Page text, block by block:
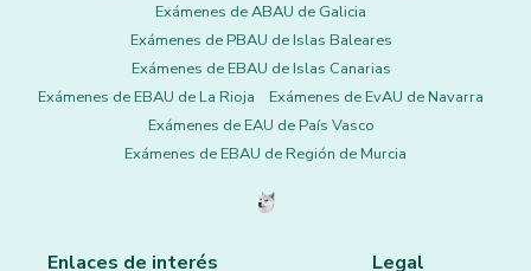
Exámenes de ABAU de Galicia
Exámenes de PBAU de Islas Baleares
Exámenes de EBAU de Islas Canarias
Exámenes de EBAU de La Rioja
Exámenes de EvAU de Navarra
Exámenes de EAU de País Vasco
Exámenes de EBAU de Región de Murcia
Enlaces de interés Legal